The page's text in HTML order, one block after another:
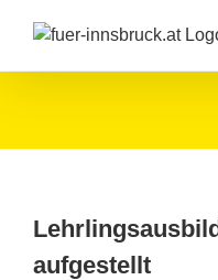
Inhalt
aufgestellt